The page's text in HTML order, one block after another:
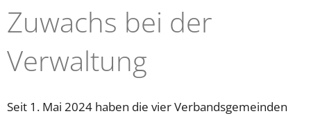
Zuwachs bei der
Verwaltung
Seit 1. Mai 2024 haben die vier Verbandsgemeinden